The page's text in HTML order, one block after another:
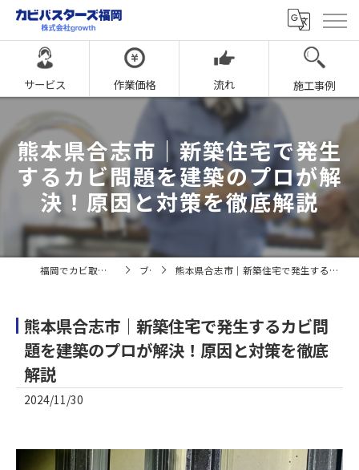
サービス 作業価格 流れ 施工事例
熊本県合志市｜新築住宅で発生
するカビ問題を建築のプロが解
決！原因と対策を徹底解説
福岡でカビ取りならカビバスターズ福岡 ブログ 熊本県合志市｜新築住宅で発生するカビ問題を建築のプロが解決！原因と対策を徹底解説
熊本県合志市｜新築住宅で発生するカビ問
題を建築のプロが解決！原因と対策を徹底
解説
2024/11/30